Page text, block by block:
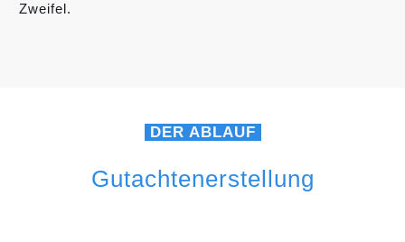
Zweifel.
DER ABLAUF
Gutachtenerstellung